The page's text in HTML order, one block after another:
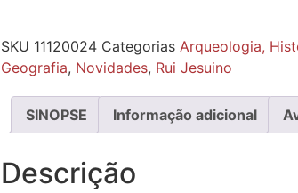
SKU 11120024 Categorias Arqueologia,
Geografia, Novidades, Rui Jesuino
SINOPSE Informação adicional
Descrição